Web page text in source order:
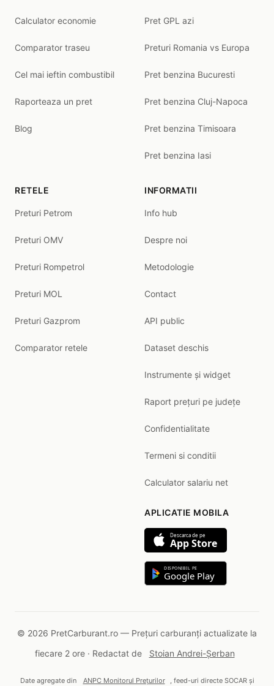
Calculator economie
Comparator traseu
Cel mai ieftin combustibil
Raporteaza un pret
Blog
Pret GPL azi
Preturi Romania vs Europa
Pret benzina Bucuresti
Pret benzina Cluj-Napoca
Pret benzina Timisoara
Pret benzina Iasi
RETELE
Preturi Petrom
Preturi OMV
Preturi Rompetrol
Preturi MOL
Preturi Gazprom
Comparator retele
INFORMATII
Info hub
Despre noi
Metodologie
Contact
API public
Dataset deschis
Instrumente și widget
Raport prețuri pe județe
Confidentialitate
Termeni si conditii
Calculator salariu net
APLICATIE MOBILA
Descarca de pe
App Store
DISPONIBIL PE
Google Play
© 2026 PretCarburant.ro — Prețuri carburanți actualizate la
fiecare 2 ore · Redactat de
Stoian Andrei-Șerban
Date agregate din ANPC Monitorul Prețurilor , feed-uri directe SOCAR și